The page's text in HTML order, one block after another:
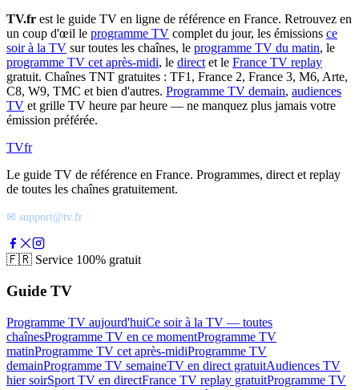
TV.fr est le guide TV en ligne de référence en France. Retrouvez en
un coup d'œil le programme TV complet du jour, les émissions ce
soir à la TV sur toutes les chaînes, le programme TV du matin, le
programme TV cet après-midi, le direct et le France TV replay
gratuit. Chaînes TNT gratuites : TF1, France 2, France 3, M6, Arte,
C8, W9, TMC et bien d'autres. Programme TV demain, audiences
TV et grille TV heure par heure — ne manquez plus jamais votre
émission préférée.
TVfr
Le guide TV de référence en France. Programmes, direct et replay
de toutes les chaînes gratuitement.
✉ support@tv.fr
🇫🇷 Service 100% gratuit
Guide TV
Programme TV aujourd'huiCe soir à la TV — toutes
chaînesProgramme TV en ce momentProgramme TV
matinProgramme TV cet après-midiProgramme TV
demainProgramme TV semaineTV en direct gratuitAudiences TV
hier soirSport TV en directFrance TV replay gratuitProgramme TV